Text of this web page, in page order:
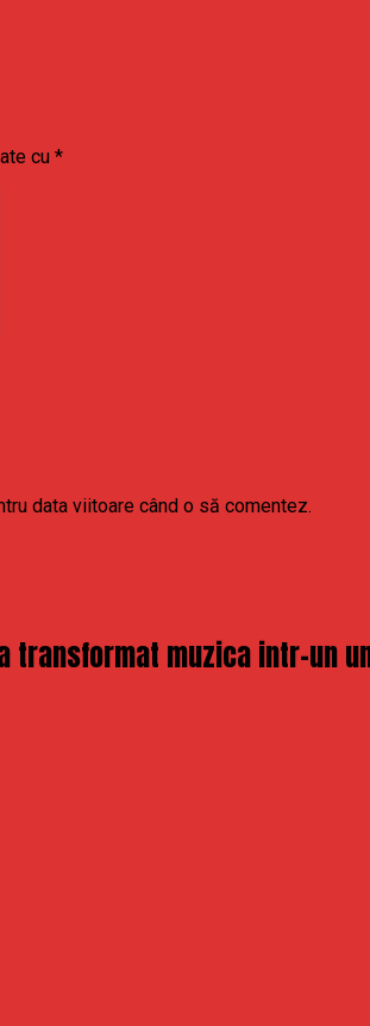
cu *
data viitoare când o să comentez.
a transformat muzica intr-un